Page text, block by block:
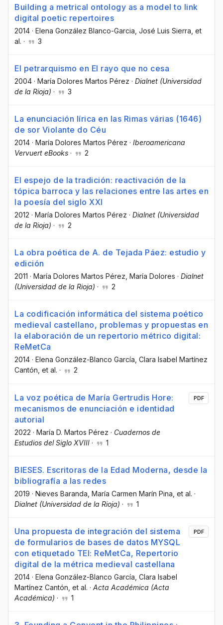
Building a metrical ontology as a model to link
digital poetic repertoires
2014 · Elena González Blanco-Garcia , José Luis Sierra , et
al. · 3
El petrarquismo en El rayo que no cesa
2004 · María Dolores Martos Pérez · Dialnet (Universidad
de la Rioja) · 3
La enunciación lírica en las Rimas várias (1646)
de sor Violante do Céu
2014 · María Dolores Martos Pérez · Iberoamericana
Vervuert eBooks · 2
El espejo de la tradición: reactivación de la
tópica barroca y las relaciones entre las artes en
la poesía del siglo XXI
2012 · María Dolores Martos Pérez · Dialnet (Universidad
de la Rioja) · 2
La obra poética de A. de Tejada Páez: estudio y
edición
2011 · María Dolores Martos Pérez , María Dolores · Dialnet
(Universidad de la Rioja) · 2
La codificación informática del sistema poético
medieval castellano, problemas y propuestas en
la elaboración de un repertorio métrico digital:
ReMetCa
2014 · Elena González-Blanco García , Clara Isabel Martínez
Cantón , et al. · 2
La voz poética de María Gertrudis Hore:
mecanismos de enunciación e identidad
autorial
2022 · María D. Martos Pérez · Cuadernos de
Estudios del Siglo XVIII · 1
PDF
BIESES. Escritoras de la Edad Moderna, desde la
bibliografía a las redes
2019 · Nieves Baranda , María Carmen Marín Pina , et al. ·
Dialnet (Universidad de la Rioja) · 1
Una propuesta de integración del sistema
de formularios de bases de datos MYSQL
con etiquetado TEI: ReMetCa, Repertorio
digital de la métrica medieval castellana
2014 · Elena González-Blanco García , Clara Isabel
Martínez Cantón , et al. · Acta Académica (Acta
Académica) · 1
PDF